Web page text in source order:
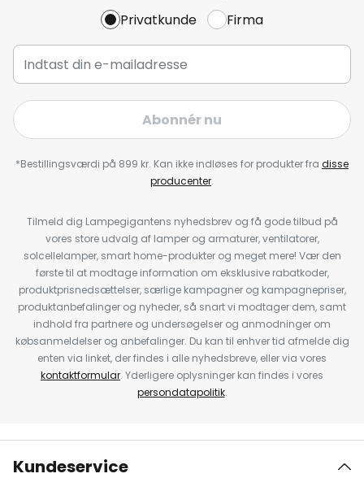
Privatkunde Firma
Abonnér nu
*Bestillingsværdi på 899 kr. Kan ikke indløses for produkter fra disse
producenter.
Tilmeld dig Lampegigantens nyhedsbrev og få gode tilbud på
vores store udvalg af lamper og armaturer, ventilatorer,
solcellelamper, smart home-produkter og meget mere! Vær den
første til at modtage information om eksklusive rabatkoder,
produktprisnedsættelser, særlige kampagner og kampagnepriser,
produktanbefalinger og nyheder, så snart vi modtager dem, samt
indhold fra partnere og undersøgelser og anmodninger om
købsanmeldelser og anbefalinger. Du kan til enhver tid afmelde dig
enten via linket, der findes i alle nyhedsbreve, eller via vores
kontaktformular. Yderligere oplysninger kan findes i vores
persondatapolitik.
Kundeservice